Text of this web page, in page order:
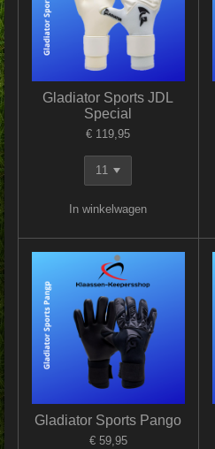
Gladiator Sports JDL
Special
€ 119,95
In winkelwagen
Gladiator Sports Pango
€ 59,95